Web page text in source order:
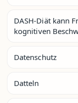
DASH-Diät kann
kognitiven
Datenschutz
Datteln